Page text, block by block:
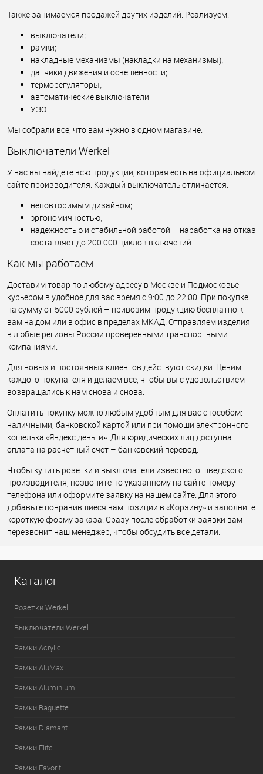
Также занимаемся продажей других изделий. Реализуем:
выключатели;
рамки;
накладные механизмы (накладки на механизмы);
датчики движения и освещенности;
терморегуляторы;
автоматические выключатели
УЗО
Мы собрали все, что вам нужно в одном магазине.
Выключатели Werkel
У нас вы найдете всю продукции, которая есть на официальном
сайте производителя. Каждый выключатель отличается:
неповторимым дизайном;
эргономичностью;
надежностью и стабильной работой – наработка на отказ
составляет до 200 000 циклов включений.
Как мы работаем
Доставим товар по любому адресу в Москве и Подмосковье
курьером в удобное для вас время с 9:00 до 22:00. При покупке
на сумму от 5000 рублей – привозим продукцию бесплатно к
вам на дом или в офис в пределах МКАД. Отправляем изделия
в любые регионы России проверенными транспортными
компаниями.
Для новых и постоянных клиентов действуют скидки. Ценим
каждого покупателя и делаем все, чтобы вы с удовольствием
возвращались к нам снова и снова.
Оплатить покупку можно любым удобным для вас способом:
наличными, банковской картой или при помощи электронного
кошелька «Яндекс деньги». Для юридических лиц доступна
оплата на расчетный счет – банковский перевод.
Чтобы купить розетки и выключатели известного шведского
производителя, позвоните по указанному на сайте номеру
телефона или оформите заявку на нашем сайте. Для этого
добавьте понравившиеся вам позиции в «Корзину» и заполните
короткую форму заказа. Сразу после обработки заявки вам
перезвонит наш менеджер, чтобы обсудить все детали.
Каталог
Розетки Werkel
Выключатели Werkel
Рамки Acrylic
Рамки AluMax
Рамки Aluminium
Рамки Baguette
Рамки Diamant
Рамки Elite
Рамки Favorit